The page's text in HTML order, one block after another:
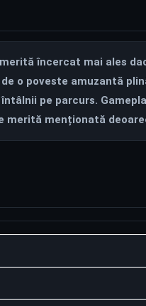
încercat mai ales
o poveste amuzantă
pe parcurs.
merită menționată